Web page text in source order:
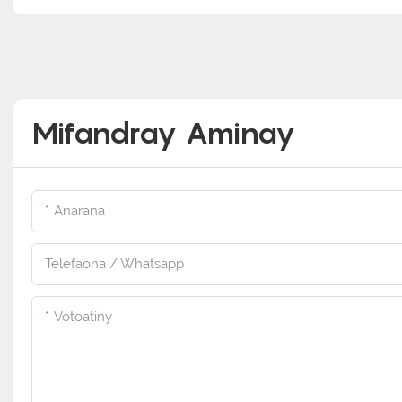
Mifandray Aminay
Anarana
Telefaona / Whatsapp
Votoatiny